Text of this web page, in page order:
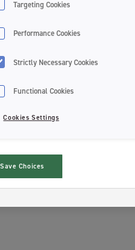
Targeting Cookies
Performance Cookies
Strictly Necessary Cookies
Functional Cookies
Cookies Settings
Save Choices